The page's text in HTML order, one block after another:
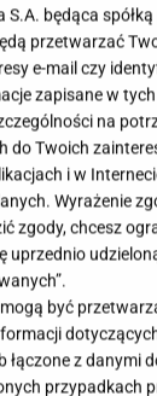
S.A. będąca
przetwarzać
e-mail czy
zapisane w
na
do Twoich
i w
Wyrażenie
zgody, chcesz
uprzednio
być
łączone z danymi
przypadkach